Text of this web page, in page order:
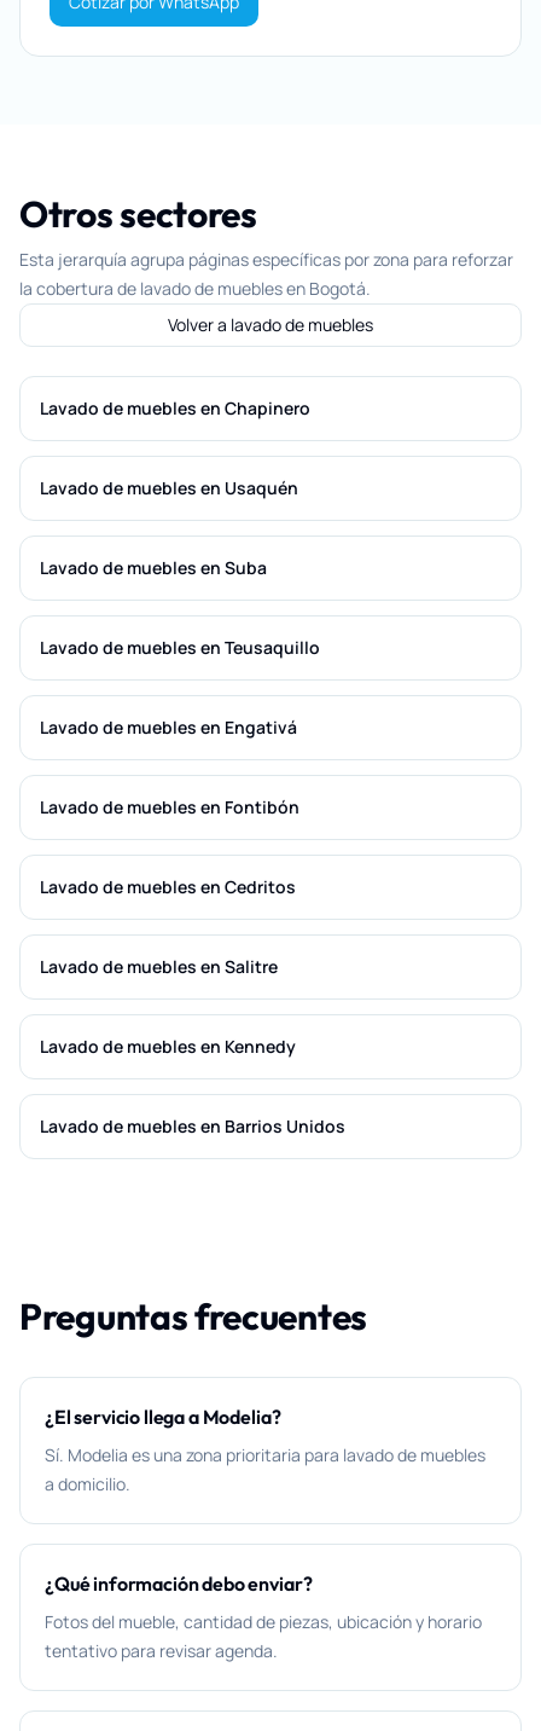
Otros sectores
Esta jerarquía agrupa páginas específicas por zona para reforzar
la cobertura de lavado de muebles en Bogotá.
Volver a lavado de muebles
Lavado de muebles en Chapinero
Lavado de muebles en Usaquén
Lavado de muebles en Suba
Lavado de muebles en Teusaquillo
Lavado de muebles en Engativá
Lavado de muebles en Fontibón
Lavado de muebles en Cedritos
Lavado de muebles en Salitre
Lavado de muebles en Kennedy
Lavado de muebles en Barrios Unidos
Preguntas frecuentes
¿El servicio llega a Modelia?
Sí. Modelia es una zona prioritaria para lavado de muebles
a domicilio.
¿Qué información debo enviar?
Fotos del mueble, cantidad de piezas, ubicación y horario
tentativo para revisar agenda.